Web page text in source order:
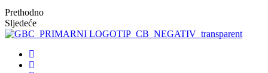
Prethodno
Sljedeće